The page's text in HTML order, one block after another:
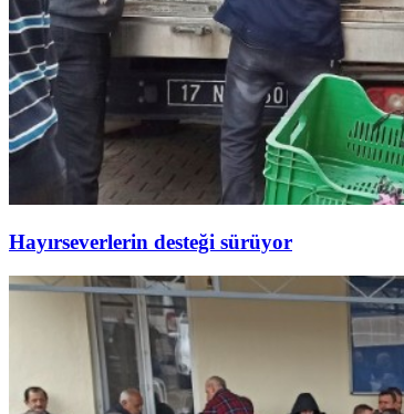
Hayırseverlerin desteği sürüyor